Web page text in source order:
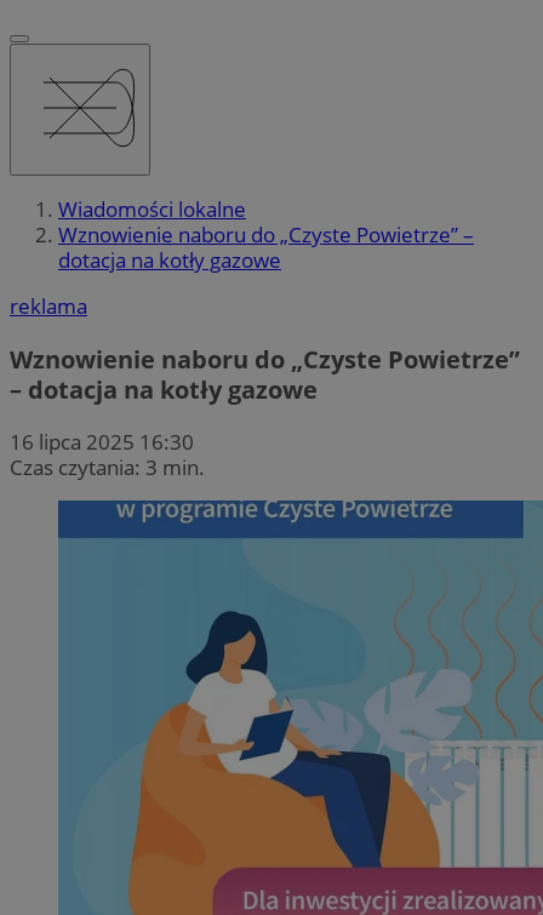
Wiadomości lokalne
Wznowienie naboru do „Czyste Powietrze” –
dotacja na kotły gazowe
reklama
Wznowienie naboru do „Czyste Powietrze”
– dotacja na kotły gazowe
16 lipca 2025 16:30
Czas czytania: 3 min.